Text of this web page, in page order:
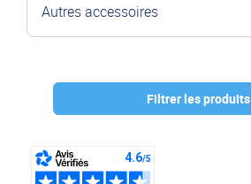
Filtrer les produits
Autres accessoires